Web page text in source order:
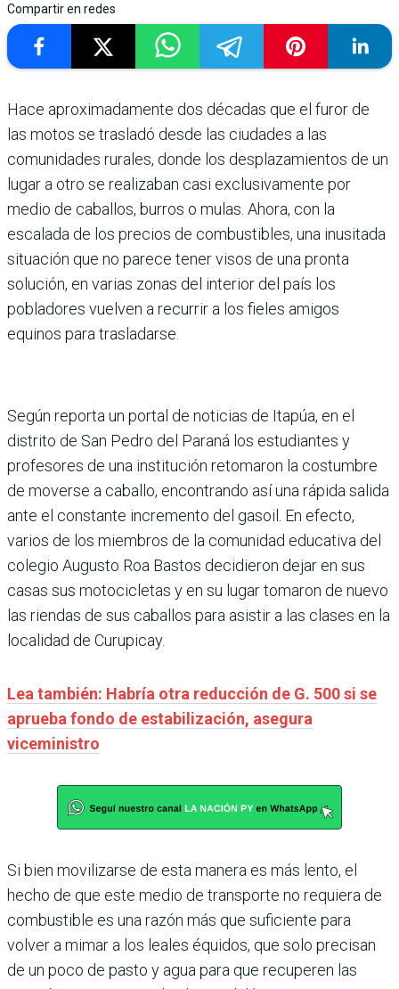
Compartir en redes
Hace aproximadamente dos décadas que el furor de
las motos se trasladó desde las ciudades a las
comunidades rurales, donde los desplazamientos de un
lugar a otro se realizaban casi exclusivamente por
medio de caballos, burros o mulas. Ahora, con la
escalada de los precios de combustibles, una inusitada
situación que no parece tener visos de una pronta
solución, en varias zonas del interior del país los
pobladores vuelven a recurrir a los fieles amigos
equinos para trasladarse.
Según reporta un portal de noticias de Itapúa, en el
distrito de San Pedro del Paraná los estudiantes y
profesores de una institución retomaron la costumbre
de moverse a caballo, encontrando así una rápida salida
ante el constante incremento del gasoil. En efecto,
varios de los miembros de la comunidad educativa del
colegio Augusto Roa Bastos decidieron dejar en sus
casas sus motocicletas y en su lugar tomaron de nuevo
las riendas de sus caballos para asistir a las clases en la
localidad de Curupicay.
Lea también: Habría otra reducción de G. 500 si se
aprueba fondo de estabilización, asegura
viceministro
Si bien movilizarse de esta manera es más lento, el
hecho de que este medio de transporte no requiera de
combustible es una razón más que suficiente para
volver a mimar a los leales équidos, que solo precisan
de un poco de pasto y agua para que recuperen las